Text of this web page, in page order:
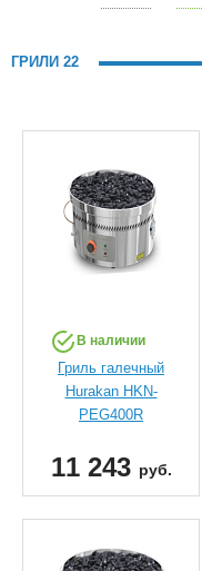
ГРИЛИ 22
В наличии
Гриль галечный
Hurakan HKN-
PEG400R
11 243 руб.